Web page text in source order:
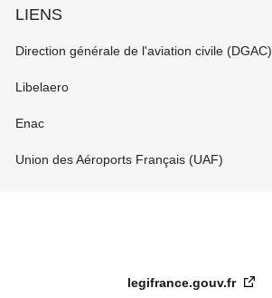
LIENS
CENTRE
Direction générale de l'aviation civile (DGAC)
Libelaero
Enac
Union des Aéroports Français (UAF)
legifrance.gouv.fr